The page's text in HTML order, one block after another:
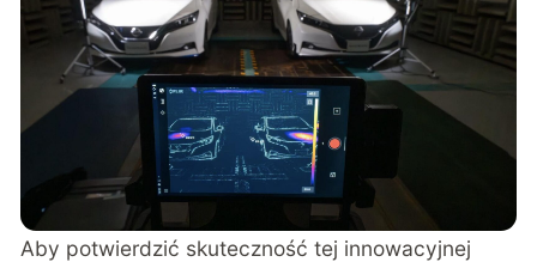
Aby potwierdzić skuteczność tej innowacyjnej